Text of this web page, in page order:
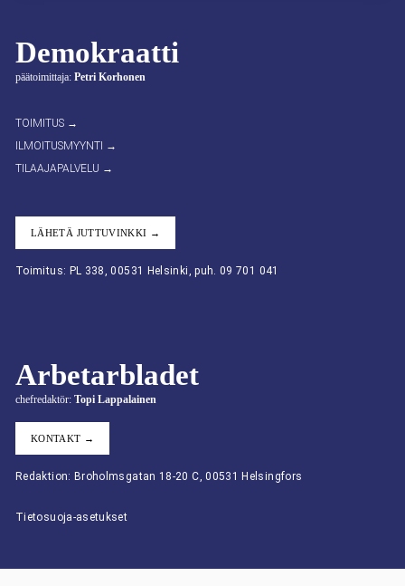
Demokraatti
päätoimittaja: Petri Korhonen
TOIMITUS →
ILMOITUSMYYNTI →
TILAAJAPALVELU →
LÄHETÄ JUTTUVINKKI →
Toimitus: PL 338, 00531 Helsinki, puh. 09 701 041
Arbetarbladet
chefredaktör: Topi Lappalainen
KONTAKT →
Redaktion: Broholmsgatan 18-20 C, 00531 Helsingfors
Tietosuoja-asetukset